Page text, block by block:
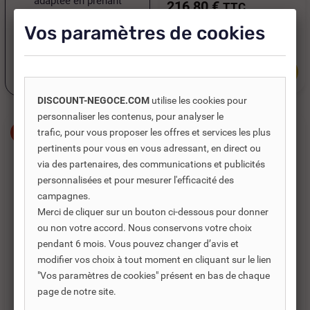
216,80 € TTC
180,67 €
références
-35%
Réf. DNC :
-35%
534107
Vos paramètres de cookies
DISCOUNT-NEGOCE.COM utilise les cookies pour
personnaliser les contenus, pour analyser le
trafic, pour vous proposer les offres et services les plus
pertinents pour vous en vous adressant, en direct ou
via des partenaires, des communications et publicités
personnalisées et pour mesurer l'efficacité des
campagnes.
Merci de cliquer sur un bouton ci-dessous pour donner
ou non votre accord. Nous conservons votre choix
pendant 6 mois. Vous pouvez changer d’avis et
modifier vos choix à tout moment en cliquant sur le lien
"Vos paramètres de cookies" présent en bas de chaque
page de notre site.